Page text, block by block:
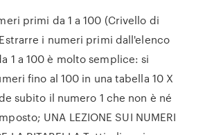
primi da 1 a 100 (Crivello di
i numeri primi dall'elenco
1 a 100 è molto semplice: si
fino al 100 in una tabella 10 X
subito il numero 1 che non è né
UNA LEZIONE SUI NUMERI